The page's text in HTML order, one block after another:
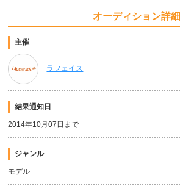
オーディション詳細
主催
ラフェイス
結果通知日
2014年10月07日まで
ジャンル
モデル